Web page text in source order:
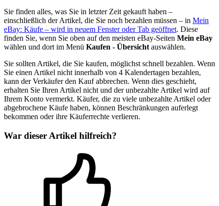
Sie finden alles, was Sie in letzter Zeit gekauft haben –
einschließlich der Artikel, die Sie noch bezahlen müssen – in Mein
eBay: Käufe – wird in neuem Fenster oder Tab geöffnet. Diese
finden Sie, wenn Sie oben auf den meisten eBay-Seiten Mein eBay
wählen und dort im Menü Kaufen - Übersicht auswählen.
Sie sollten Artikel, die Sie kaufen, möglichst schnell bezahlen. Wenn
Sie einen Artikel nicht innerhalb von 4 Kalendertagen bezahlen,
kann der Verkäufer den Kauf abbrechen. Wenn dies geschieht,
erhalten Sie Ihren Artikel nicht und der unbezahlte Artikel wird auf
Ihrem Konto vermerkt. Käufer, die zu viele unbezahlte Artikel oder
abgebrochene Käufe haben, können Beschränkungen auferlegt
bekommen oder ihre Käuferrechte verlieren.
War dieser Artikel hilfreich?